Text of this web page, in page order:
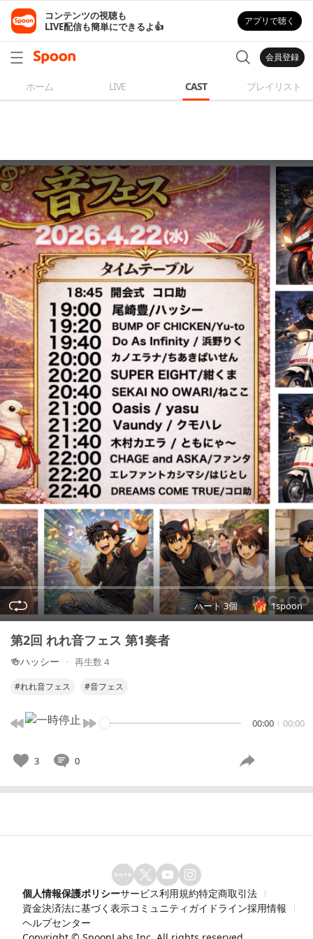
コンテンツの視聴も
LIVE配信も簡単にできるよ👍
アプリで聴く
会員登録
ホーム LIVE CAST プレイリスト
ハート 3個 1spoon
第2回 れれ音フェス 第1奏者
🍻ハッシー 再生数 4
#れれ音フェス #音フェス
00:00 00:00
3 0
個人情報保護ポリシーサービス利用規約特定商取引法
資金決済法に基づく表示コミュニティガイドライン採用情報
ヘルプセンター